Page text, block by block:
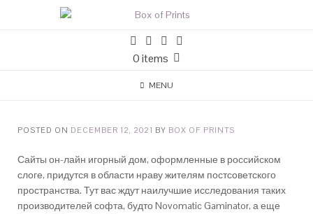
0 items
MENU
POSTED ON DECEMBER 12, 2021 BY BOX OF PRINTS
Сайты он-лайн игорный дом, оформленные в российском
слоге, придутся в области нраву жителям постсоветского
пространства. Тут вас ждут наилучшие исследования таких
производителей софта, будто Novomatic Gaminator, а еще